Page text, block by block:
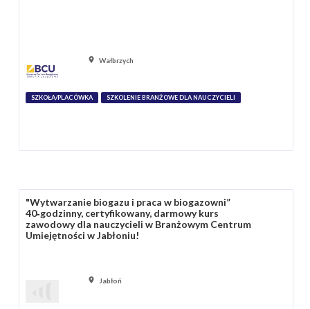
Wałbrzych
SZKOŁA/PLACÓWKA SZKOLENIE BRANŻOWE DLA NAUCZYCIELI
"Wytwarzanie biogazu i praca w biogazowni”
40‑godzinny, certyfikowany, darmowy kurs
zawodowy dla nauczycieli w Branżowym Centrum
Umiejętności w Jabłoniu!
Jabłoń